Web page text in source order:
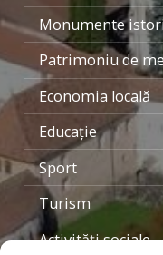
Monumente
Patrimoniu de
Economia locală
Educaţie
Sport
Turism
Activităţi sociale